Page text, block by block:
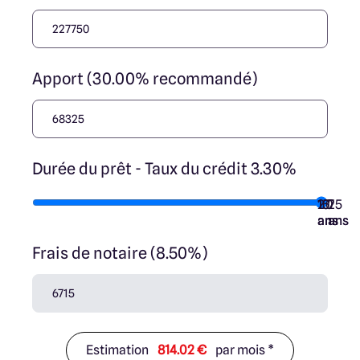
Apport (30.00% recommandé)
Durée du prêt - Taux du crédit 3.30%
7
ans
10
ans
15
ans
20
ans
25
ans
Frais de notaire (8.50%)
Estimation 814.02 € par mois *